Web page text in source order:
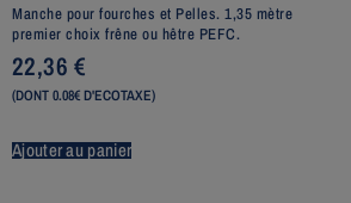
Manche pour fourches et Pelles. 1,35 mètre
premier choix frêne ou hêtre PEFC.
22,36€
(DONT 0.08€ D'ECOTAXE)
Ajouter au panier